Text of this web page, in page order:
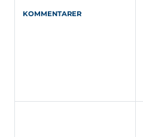
KOMMENTARER